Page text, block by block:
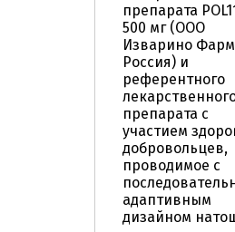
препарата
500 мг (ООО
Изварино
Россия) и
референтного
препарата с
участием
добровольцев,
проводимое с
адаптивным
дизайном